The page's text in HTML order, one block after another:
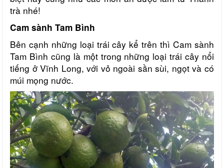
trà nhé!
Cam sành Tam Bình
Bên cạnh những loại trái cây kể trên thì Cam sành
Tam Bình cũng là một trong những loại trái cây nổi
tiếng ở Vĩnh Long, với vỏ ngoài sần sùi, ngọt và có
múi mọng nước.